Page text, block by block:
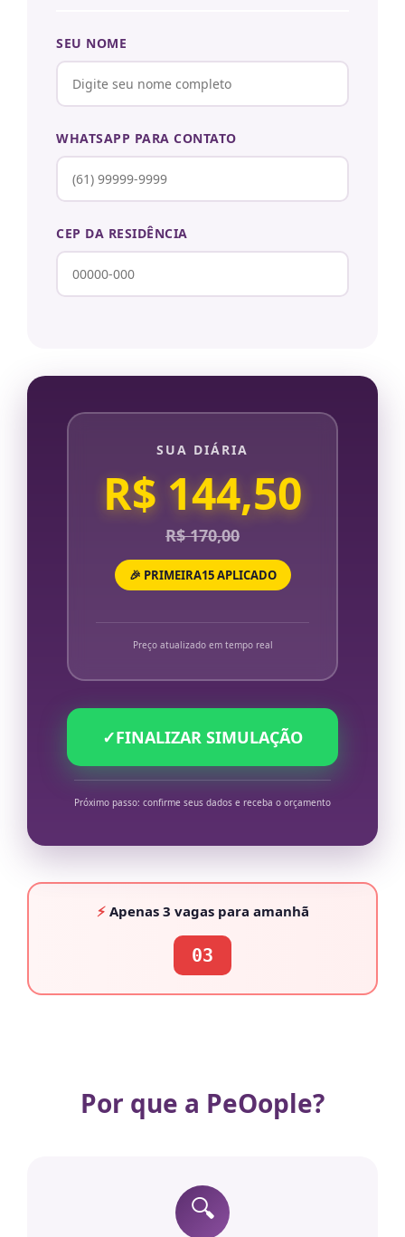
SEU NOME
WHATSAPP PARA CONTATO
CEP DA RESIDÊNCIA
SUA DIÁRIA
R$ 144,50
R$ 170,00
🎉 PRIMEIRA15 APLICADO
Preço atualizado em tempo real
✓FINALIZAR SIMULAÇÃO
Próximo passo: confirme seus dados e receba o orçamento
⚡Apenas 3 vagaspara amanhã
03
Por que a PeOople?
🔍